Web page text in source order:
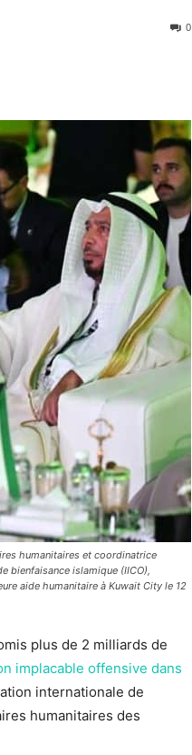
0
humanitaires et coordinatrice
bienfaisance islamique (IICO),
aide humanitaire à Kuwait City le 12
plus de 2 milliards de
implacable offensive dans
internationale de
humanitaires des